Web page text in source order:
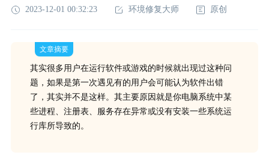
2023-12-01 00:32:23 环境修复大师 原创
文章摘要
其实很多用户在运行软件或游戏的时候就出现过这种问
题，如果是第一次遇见有的用户会可能认为软件出错
了，其实并不是这样。其主要原因就是你电脑系统中某
些进程、注册表、服务存在异常或没有安装一些系统运
行库所导致的。